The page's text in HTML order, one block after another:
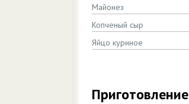
Майонез
Копченый сыр
Яйцо куриное
Приготовление